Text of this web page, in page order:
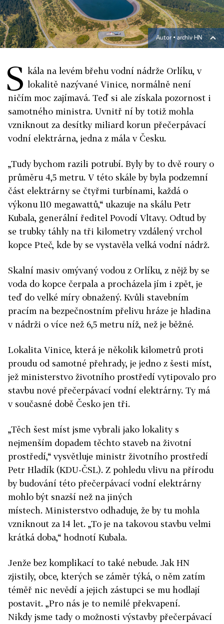
Autor ▪ archiv HN
S kála na levém břehu vodní nádrže Orlíku, v
lokalitě nazývané Vinice, normálně není
ničím moc zajímavá. Teď si ale získala pozornost i
samotného ministra. Uvnitř ní by totiž mohla
vzniknout za desítky miliard korun přečerpávací
vodní elektrárna, jedna z mála v Česku.
„Tudy bychom razili potrubí. Byly by to dvě roury o
průměru 4,5 metru. V této skále by byla podzemní
část elektrárny se čtyřmi turbínami, každá o
výkonu 110 megawattů,“ ukazuje na skálu Petr
Kubala, generální ředitel Povodí Vltavy. Odtud by
se trubky táhly na tři kilometry vzdálený vrchol
kopce Pteč, kde by se vystavěla velká vodní nádrž.
Skalní masiv omývaný vodou z Orlíku, z nějž by se
voda do kopce čerpala a procházela jím i zpět, je
teď do velké míry obnažený. Kvůli stavebním
pracím na bezpečnostním přelivu hráze je hladina
v nádrži o více než 6,5 metru níž, než je běžné.
Lokalita Vinice, která je několik kilometrů proti
proudu od samotné přehrady, je jedno z šesti míst,
jež ministerstvo životního prostředí vytipovalo pro
stavbu nové přečerpávací vodní elektrárny. Ty má
v současné době Česko jen tři.
„Těch šest míst jsme vybrali jako lokality s
nejmenším dopadem těchto staveb na životní
prostředí,“ vysvětluje ministr životního prostředí
Petr Hladík (KDU-ČSL). Z pohledu vlivu na přírodu
by budování této přečerpávací vodní elektrárny
mohlo být snazší než na jiných
místech. Ministerstvo odhaduje, že by tu mohla
vzniknout za 14 let. „To je na takovou stavbu velmi
krátká doba,“ hodnotí Kubala.
Jenže bez komplikací to také nebude. Jak HN
zjistily, obce, kterých se záměr týká, o něm zatím
téměř nic nevědí a jejich zástupci se mu hodlají
postavit. „Pro nás je to nemilé překvapení.
Nikdy jsme tady o možnosti výstavby přečerpávací